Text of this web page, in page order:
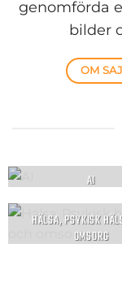
genomförda
bilder
OM SAJ
AI
HÄLSA, PSYKISK
OMSORG